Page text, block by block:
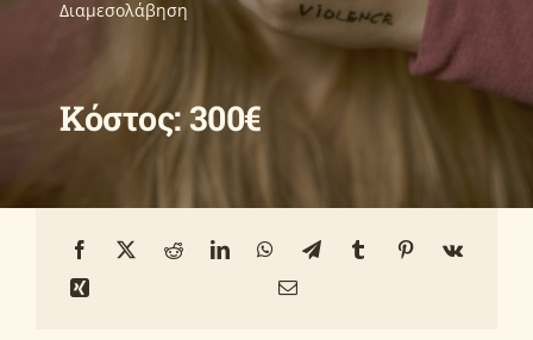
Υποβολή Πρότασης
Ανακοινώσεις
Διαμεσολάβηση
Κόστος: 300€